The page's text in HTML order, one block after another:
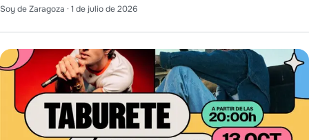
Soy de Zaragoza · 1 de julio de 2026